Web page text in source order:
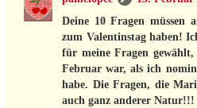
Deine 10 Fragen müssen
zum Valentinstag haben!
für meine Fragen
Februar war, als ich
habe. Die Fragen, die
auch ganz anderer